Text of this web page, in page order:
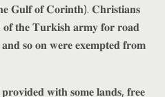
𝐆𝐮𝐥𝐟 𝐨𝐟 𝐂𝐨𝐫𝐢𝐧𝐭𝐡). 𝐂𝐡𝐫𝐢𝐬𝐭𝐢𝐚𝐧𝐬
𝐭𝐡𝐞 𝐓𝐮𝐫𝐤𝐢𝐬𝐡 𝐚𝐫𝐦𝐲 𝐟𝐨𝐫 𝐫𝐨𝐚𝐝
𝐚𝐧𝐝 𝐬𝐨 𝐨𝐧 𝐰𝐞𝐫𝐞 𝐞𝐱𝐞𝐦𝐩𝐭𝐞𝐝 𝐟𝐫𝐨𝐦
𝐰𝐢𝐭𝐡 𝐬𝐨𝐦𝐞 𝐥𝐚𝐧𝐝𝐬, 𝐟𝐫𝐞𝐞